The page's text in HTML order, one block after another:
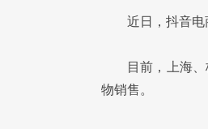
近日，抖音
目前，上海
物销售。